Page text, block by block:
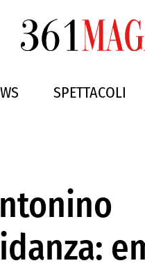
SPETTACOLI